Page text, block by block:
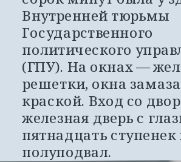
Внутренней тюрьмы
Государственного
политического
(ГПУ). На окнах —
решетки, окна
краской. Вход со
железная дверь с
пятнадцать ступенек
полуподвал.